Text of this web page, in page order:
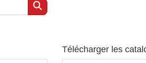
Télécharger les